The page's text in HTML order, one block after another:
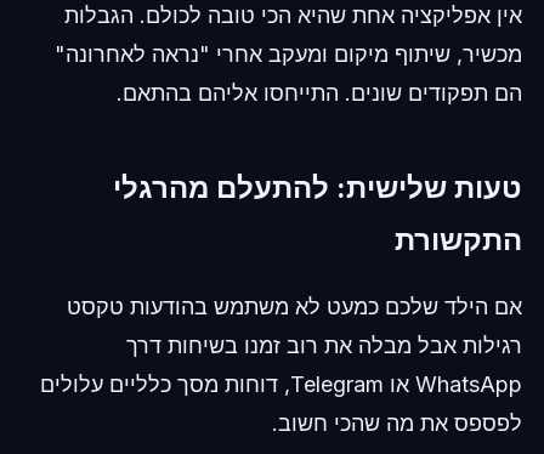
אין אפליקציה אחת שהיא הכי טובה לכולם. הגבלות
מכשיר, שיתוף מיקום ומעקב אחרי "נראה לאחרונה"
הם תפקודים שונים. התייחסו אליהם בהתאם.
טעות שלישית: להתעלם מהרגלי
התקשורת
אם הילד שלכם כמעט לא משתמש בהודעות טקסט
רגילות אבל מבלה את רוב זמנו בשיחות דרך
WhatsApp או Telegram, דוחות מסך כלליים עלולים
לפספס את מה שהכי חשוב.